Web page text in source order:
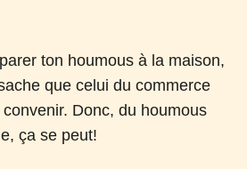
ton houmous à la maison,
que celui du commerce
Donc, du houmous
ça se peut!